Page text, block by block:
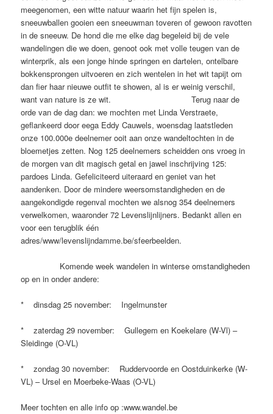
meegenomen, een witte natuur waarin het fijn spelen is,
sneeuwballen gooien een sneeuwman toveren of gewoon ravotten
in de sneeuw. De hond die me elke dag begeleid bij de vele
wandelingen die we doen, genoot ook met volle teugen van de
winterprik, als een jonge hinde springen en dartelen, ontelbare
bokkensprongen uitvoeren en zich wentelen in het wit tapijt om
dan fier haar nieuwe outfit te showen, al is er weinig verschil,
want van nature is ze wit. Terug naar de
orde van de dag dan: we mochten met Linda Verstraete,
geflankeerd door eega Eddy Cauwels, woensdag laatstleden
onze 100.000e deelnemer ooit aan onze wandeltochten in de
bloemetjes zetten. Nog 125 deelnemers scheidden ons vroeg in
de morgen van dit magisch getal en jawel inschrijving 125:
pardoes Linda. Gefeliciteerd uiteraard en geniet van het
aandenken. Door de mindere weersomstandigheden en de
aangekondigde regenval mochten we alsnog 354 deelnemers
verwelkomen, waaronder 72 Levenslijnlijners. Bedankt allen en
voor een terugblik één
adres/www/levenslijndamme.be/sfeerbeelden.
Komende week wandelen in winterse omstandigheden
op en in onder andere:
* dinsdag 25 november: Ingelmunster
* zaterdag 29 november: Gullegem en Koekelare (W-Vl) –
Sleidinge (O-VL)
* zondag 30 november: Ruddervoorde en Oostduinkerke (W-
VL) – Ursel en Moerbeke-Waas (O-VL)
Meer tochten en alle info op :www.wandel.be